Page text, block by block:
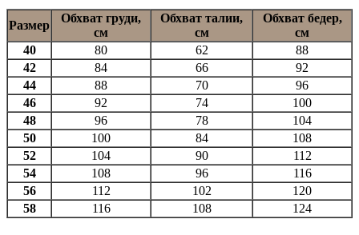
Размер
Обхват груди,
см
Обхват талии,
см
Обхват бедер,
см
40
80 62
88
42
84 66
92
44
88 70
96
46
92 74
100
48
96 78
104
50
100 84
108
52
104 90
112
54
108 96
116
56
112 102
120
58
116 108 124